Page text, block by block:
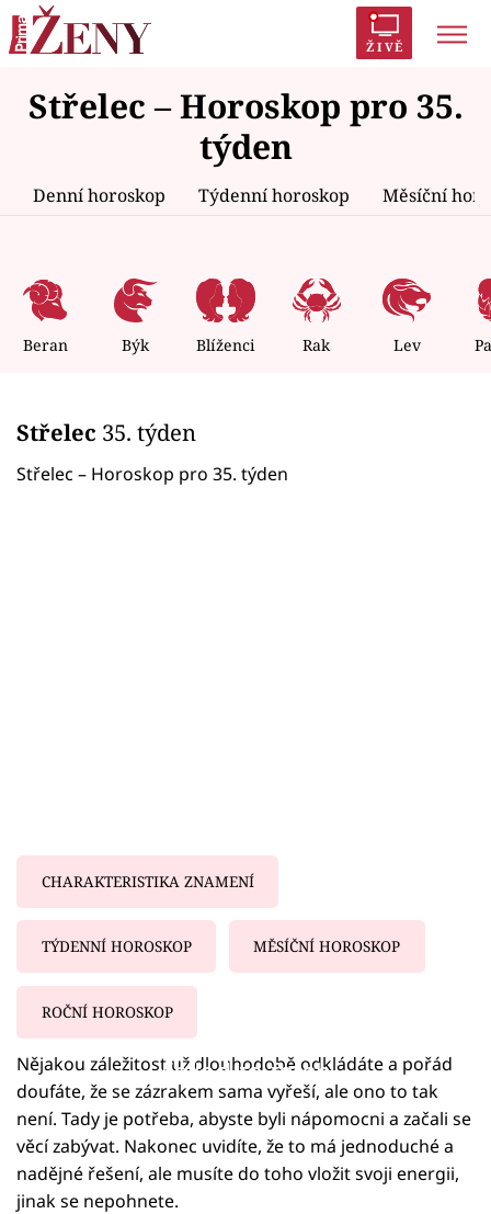
ŽIVĚ
Trendy: Polabí Inspekce Prostřeno!
AYTO?
Proměny
Témata
Celebrity
Seriály
Sledujte nás
Střelec – Horoskop pro 35.
týden
Denní horoskop Týdenní horoskop Měsíční
Beran Býk Blíženci Rak Lev
Střelec 35. týden
Střelec – Horoskop pro 35. týden
CHARAKTERISTIKA ZNAMENÍ
TÝDENNÍ HOROSKOP MĚSÍČNÍ HOROSKOP
ROČNÍ HOROSKOP
Failed to fetch
Nějakou záležitost už dlouhodobě odkládáte a pořád
doufáte, že se zázrakem sama vyřeší, ale ono to tak
není. Tady je potřeba, abyste byli nápomocni a začali se
věcí zabývat. Nakonec uvidíte, že to má jednoduché a
nadějné řešení, ale musíte do toho vložit svoji energii,
jinak se nepohnete.